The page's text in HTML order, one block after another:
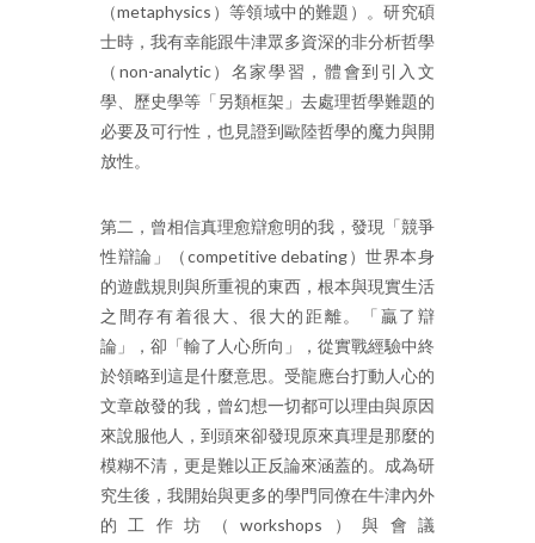
（metaphysics）等領域中的難題）。研究碩
士時，我有幸能跟牛津眾多資深的非分析哲學
（non-analytic）名家學習，體會到引入文
學、歷史學等「另類框架」去處理哲學難題的
必要及可行性，也見證到歐陸哲學的魔力與開
放性。
第二，曾相信真理愈辯愈明的我，發現「競爭
性辯論」（competitive debating）世界本身
的遊戲規則與所重視的東西，根本與現實生活
之間存有着很大、很大的距離。「贏了辯
論」，卻「輸了人心所向」，從實戰經驗中終
於領略到這是什麼意思。受龍應台打動人心的
文章啟發的我，曾幻想一切都可以理由與原因
來說服他人，到頭來卻發現原來真理是那麼的
模糊不清，更是難以正反論來涵蓋的。成為研
究生後，我開始與更多的學門同僚在牛津內外
的工作坊（workshops）與會議